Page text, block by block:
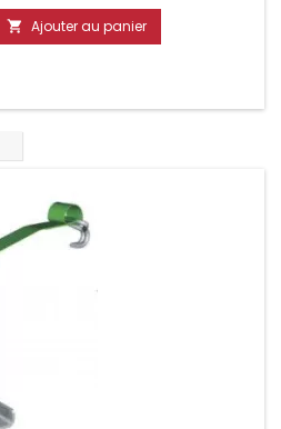
 Ajouter au panier